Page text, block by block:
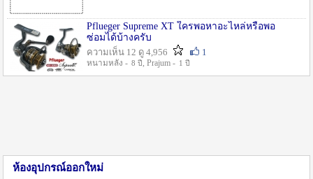
Pflueger Supreme XT ใครพอหาอะไหล่หรือพอ
ซ่อมได้บ้างครับ
ความเห็น 12 ดู 4,956
1
หนามหลัง - 8 ปี , Prajum - 1 ปี
ห้องอุปกรณ์ออกใหม่